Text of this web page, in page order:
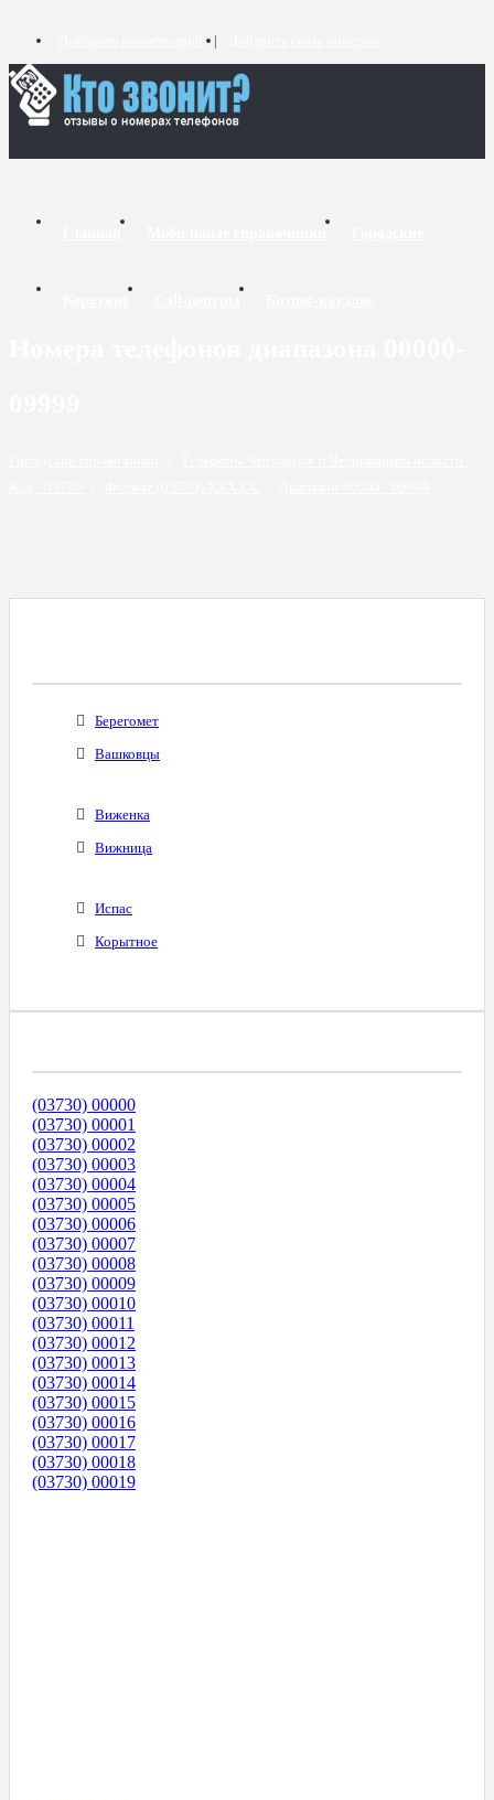
Берегомет
Вашковцы
Виженка
Вижница
Испас
Корытное
(03730) 00000
(03730) 00001
(03730) 00002
(03730) 00003
(03730) 00004
(03730) 00005
(03730) 00006
(03730) 00007
(03730) 00008
(03730) 00009
(03730) 00010
(03730) 00011
(03730) 00012
(03730) 00013
(03730) 00014
(03730) 00015
(03730) 00016
(03730) 00017
(03730) 00018
(03730) 00019